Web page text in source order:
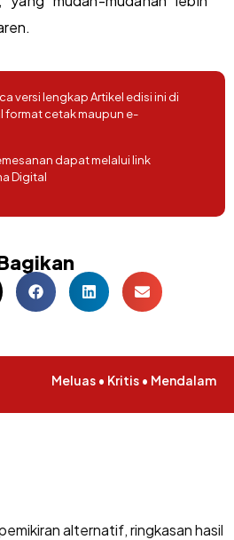
versi lengkap Artikel edisi ini di
format cetak maupun e-
dapat melalui link
Digital
Meluas • Kritis • Mendalam
alternatif, ringkasan hasil